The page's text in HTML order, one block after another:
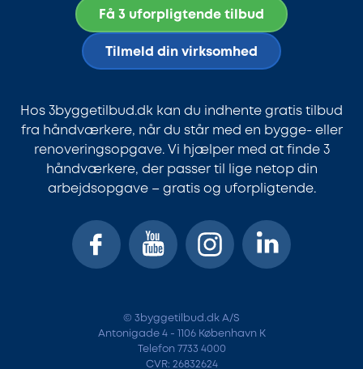
Få 3 uforpligtende tilbud
Tilmeld din virksomhed
Hos 3byggetilbud.dk kan du indhente gratis tilbud
fra håndværkere, når du står med en bygge- eller
renoveringsopgave. Vi hjælper med at finde 3
håndværkere, der passer til lige netop din
arbejdsopgave – gratis og uforpligtende.
© 3byggetilbud.dk A/S
Antonigade 4 - 1106 København K
Telefon 7733 4000
CVR: 26832624